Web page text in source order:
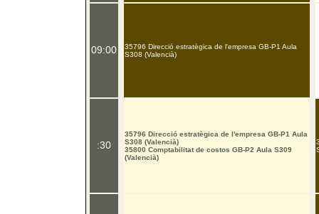
09:00
:30
35796 Direcció estratègica de l'empresa GB-P1 Aula
S308 (Valencià)
35796 Direcció estratègica de l'empresa GB-P1 Aula
S308 (Valencià)
35800 Comptabilitat de costos GB-P2 Aula S309
(Valencià)